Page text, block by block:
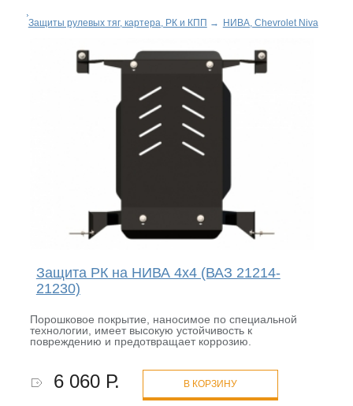
Защиты рулевых тяг, картера, РК и КПП → НИВА, Chevrolet Niva
Защита РК на НИВА 4x4 (ВАЗ 21214-
21230)
Порошковое покрытие, наносимое по специальной
технологии, имеет высокую устойчивость к
повреждению и предотвращает коррозию.
6 060 Р. В КОРЗИНУ